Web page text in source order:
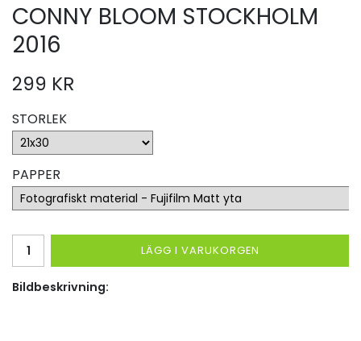
CONNY BLOOM STOCKHOLM
2016
299 KR
STORLEK
PAPPER
LÄGG I VARUKORGEN
Bildbeskrivning: